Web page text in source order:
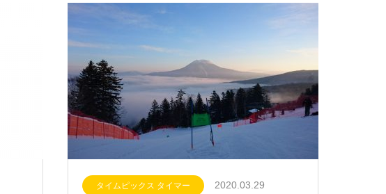
タイムピックス タイマー 2020.03.29